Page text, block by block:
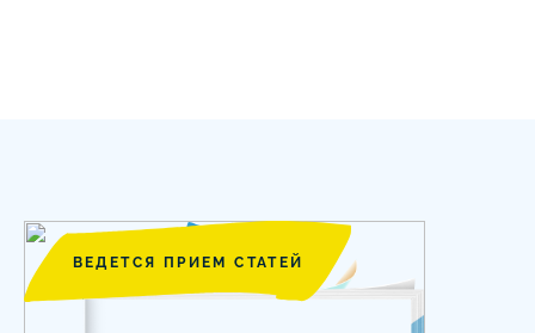
ВЕДЕТСЯ ПРИЕМ СТАТЕЙ